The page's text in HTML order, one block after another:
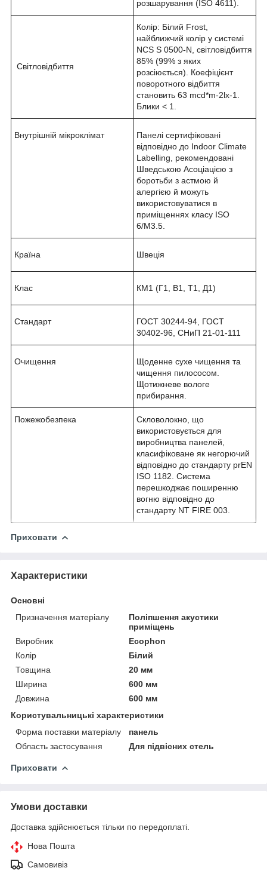
розшарування (ISO 4611).
Світловідбиття
Колір: Білий Frost,
найближчий колір у системі
NCS S 0500-N, світловідбиття
85% (99% з яких
розсіюється). Коефіцієнт
поворотного відбиття
становить 63 mcd*m-2lx-1.
Блики < 1.
Внутрішній мікроклімат
Панелі сертифіковані
відповідно до Indoor Climate
Labelling, рекомендовані
Шведською Асоціацією з
боротьби з астмою й
алергією й можуть
використовуватися в
приміщеннях класу ISO
6/M3.5.
Країна Швеція
Клас КМ1 (Г1, В1, Т1, Д1)
Стандарт
ГОСТ 30244-94, ГОСТ
30402-96, СНиП 21-01-111
Очищення
Щоденне сухе чищення та
чищення пилососом.
Щотижневе вологе
прибирання.
Пожежобезпека
Скловолокно, що
використовується для
виробництва панелей,
класифіковане як негорючий
відповідно до стандарту prEN
ISO 1182. Система
перешкоджає поширенню
вогню відповідно до
стандарту NT FIRE 003.
Приховати
Характеристики
Основні
Призначення матеріалу
Поліпшення акустики
приміщень
Виробник
Ecophon
Колір
Білий
Товщина
20 мм
Ширина
600 мм
Довжина
600 мм
Користувальницькі характеристики
Форма поставки матеріалу
панель
Область застосування
Для підвісних стель
Приховати
Умови доставки
Доставка здійснюється тільки по передоплаті.
Нова Пошта
Самовивіз